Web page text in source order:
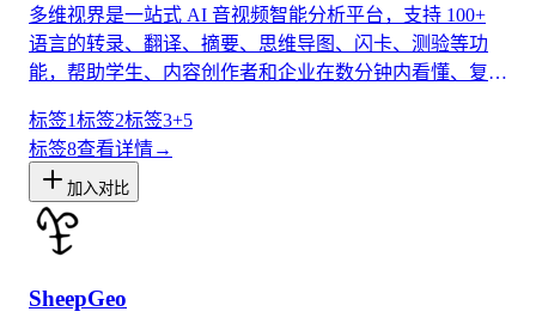
多维视界是一站式 AI 音视频智能分析平台，支持 100+
语言的转录、翻译、摘要、思维导图、闪卡、测验等功
能，帮助学生、内容创作者和企业在数分钟内看懂、复
标签1标签2标签3+5
标签8查看详情→
加入对比
SheepGeo